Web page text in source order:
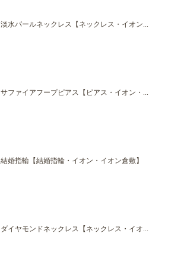
淡水パールネックレス【ネックレス・イオン...
サファイアフープピアス【ピアス・イオン・...
結婚指輪【結婚指輪・イオン・イオン倉敷】
ダイヤモンドネックレス【ネックレス・イオ...